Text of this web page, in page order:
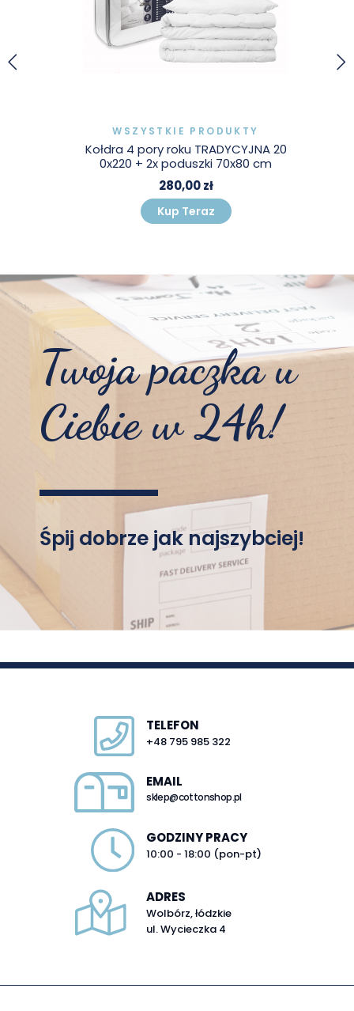
WSZYSTKIE PRODUKTY
Kołdra 4 pory roku TRADYCYJNA 20
0x220 + 2x poduszki 70x80 cm
280,00 zł
Kup Teraz
Twoja paczka u
Ciebie w 24h!
Śpij dobrze jak najszybciej!
TELEFON
+48 795 985 322
EMAIL
sklep@cottonshop.pl
GODZINY PRACY
10:00 - 18:00 (pon-pt)
ADRES
Wolbórz, łódzkie
ul. Wycieczka 4